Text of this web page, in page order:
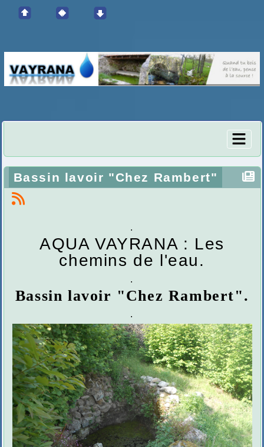
Bassin lavoir "Chez Rambert"
.
AQUA VAYRANA : Les
chemins de l'eau.
.
Bassin lavoir "Chez Rambert".
.